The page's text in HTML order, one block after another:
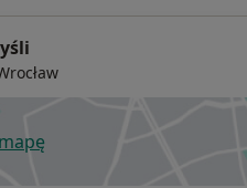
się w nowej karcie